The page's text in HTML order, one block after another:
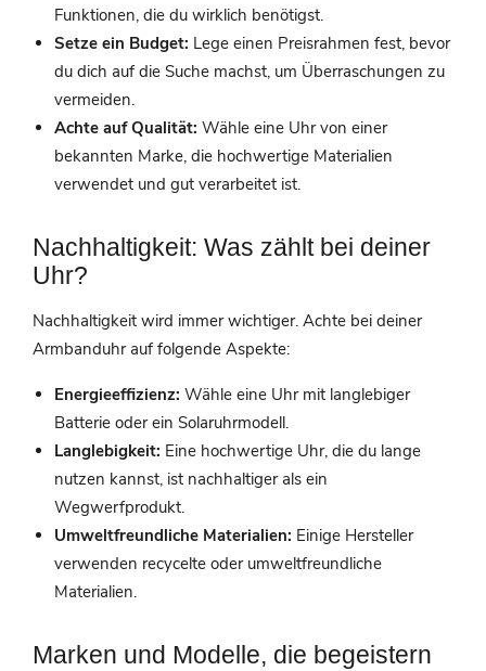
Funktionen, die du wirklich benötigst.
Setze ein Budget: Lege einen Preisrahmen fest, bevor
du dich auf die Suche machst, um Überraschungen zu
vermeiden.
Achte auf Qualität: Wähle eine Uhr von einer
bekannten Marke, die hochwertige Materialien
verwendet und gut verarbeitet ist.
Nachhaltigkeit: Was zählt bei deiner
Uhr?
Nachhaltigkeit wird immer wichtiger. Achte bei deiner
Armbanduhr auf folgende Aspekte:
Energieeffizienz: Wähle eine Uhr mit langlebiger
Batterie oder ein Solaruhrmodell.
Langlebigkeit: Eine hochwertige Uhr, die du lange
nutzen kannst, ist nachhaltiger als ein
Wegwerfprodukt.
Umweltfreundliche Materialien: Einige Hersteller
verwenden recycelte oder umweltfreundliche
Materialien.
Marken und Modelle, die begeistern